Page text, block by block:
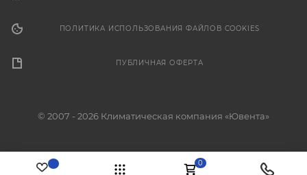
ПОЛИТИКА ИСПОЛЬЗОВАНИЯ ФАЙЛОВ COOKIES
ПУБЛИЧНАЯ ОФЕРТА
© 2007 - 2026 Климатическая компания «Ювента»
0